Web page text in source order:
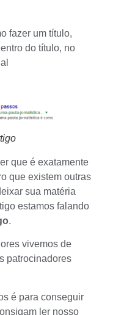
fazer um título,
do título, no
que é exatamente
que existem outras
sua matéria
estamos falando
.
vivemos de
patrocinadores
é para conseguir
ler nosso